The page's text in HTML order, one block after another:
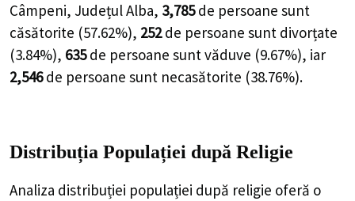
Câmpeni, Județul Alba, 3,785 de persoane sunt
căsătorite (57.62%), 252 de persoane sunt divorțate
(3.84%), 635 de persoane sunt văduve (9.67%), iar
2,546 de persoane sunt necasătorite (38.76%).
Distribuția Populației după Religie
Analiza distribuției populației după religie oferă o